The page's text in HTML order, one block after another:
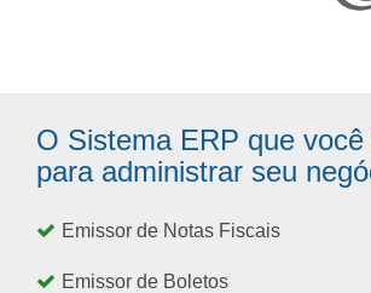
O Sistema ERP que
para administrar seu
Emissor de Notas Fiscais
Emissor de Boletos